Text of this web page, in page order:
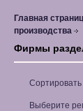
Главная
производства
Фирмы
Сортировать
Выберите